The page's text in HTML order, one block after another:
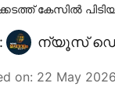
കേസിൽ
ന്യൂസ്
on: 22 May